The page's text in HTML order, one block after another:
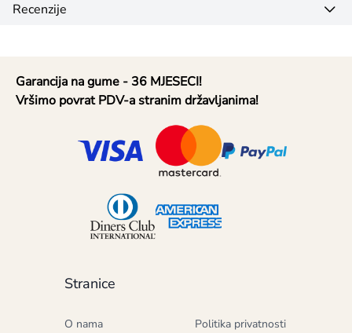
Recenzije
Stranice
O nama Politika privatnosti
Garancija na gume - 36 MJESECI!
Vršimo povrat PDV-a stranim državljanima!